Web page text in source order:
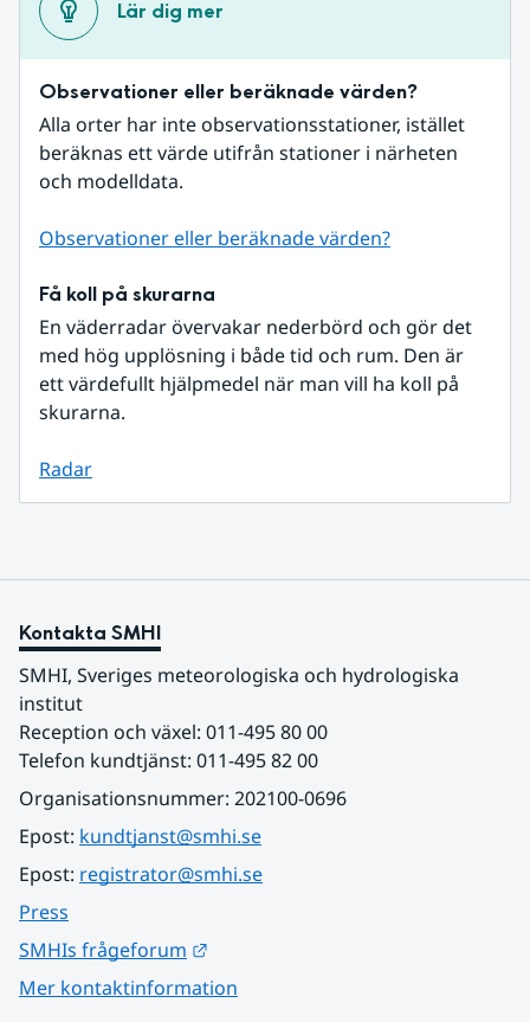
Lär dig mer
Observationer eller beräknade värden?
Alla orter har inte observationsstationer, istället
beräknas ett värde utifrån stationer i närheten
och modelldata.
Observationer eller beräknade värden?
Få koll på skurarna
En väderradar övervakar nederbörd och gör det
med hög upplösning i både tid och rum. Den är
ett värdefullt hjälpmedel när man vill ha koll på
skurarna.
Radar
Kontakta SMHI
SMHI, Sveriges meteorologiska och hydrologiska
institut
Reception och växel: 011-495 80 00
Telefon kundtjänst: 011-495 82 00
Organisationsnummer: 202100-0696
Epost: kundtjanst@smhi.se
Epost: registrator@smhi.se
Press
SMHIs frågeforum
Mer kontaktinformation